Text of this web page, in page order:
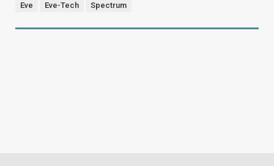
Eve Eve-Tech Spectrum